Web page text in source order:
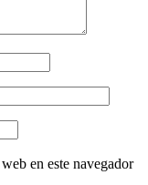
en este navegador